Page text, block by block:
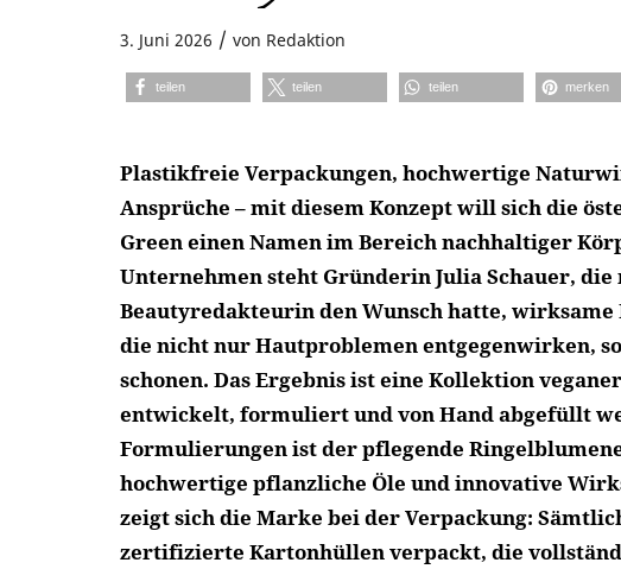
3. Juni 2026 / von Redaktion
teilen teilen teilen merken
Plastikfreie Verpackungen, hochwertige
Ansprüche – mit diesem Konzept will sich die
Green einen Namen im Bereich nachhaltiger
Unternehmen steht Gründerin Julia Schauer, die
Beautyredakteurin den Wunsch hatte,
die nicht nur Hautproblemen entgegenwirken,
schonen. Das Ergebnis ist eine Kollektion
entwickelt, formuliert und von Hand abgefüllt
Formulierungen ist der pflegende
hochwertige pflanzliche Öle und innovative
zeigt sich die Marke bei der Verpackung:
zertifizierte Kartonhüllen verpackt, die